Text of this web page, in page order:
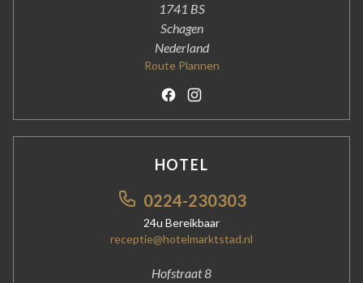
1741 BS
Schagen
Nederland
Route Plannen
FacebookInstagram
HOTEL
0224-230303
24u Bereikbaar
receptie@hotelmarktstad.nl
Hofstraat 8